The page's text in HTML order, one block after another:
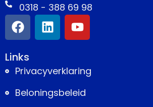
0318 - 388 69 98
Links
Privacyverklaring
Beloningsbeleid